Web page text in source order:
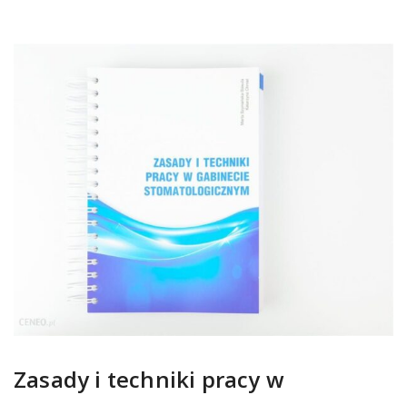
Zasady i techniki pracy w